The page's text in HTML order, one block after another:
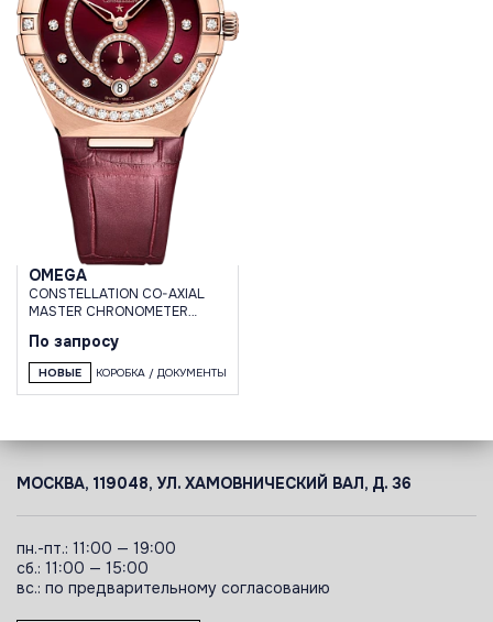
OMEGA
CONSTELLATION CO-AXIAL
MASTER CHRONOMETER
По запросу
НОВЫЕ КОРОБКА / ДОКУМЕНТЫ
МОСКВА, 119048, УЛ. ХАМОВНИЧЕСКИЙ ВАЛ, Д. 36
пн.-пт.: 11:00 — 19:00
сб.: 11:00 — 15:00
вс.: по предварительному согласованию